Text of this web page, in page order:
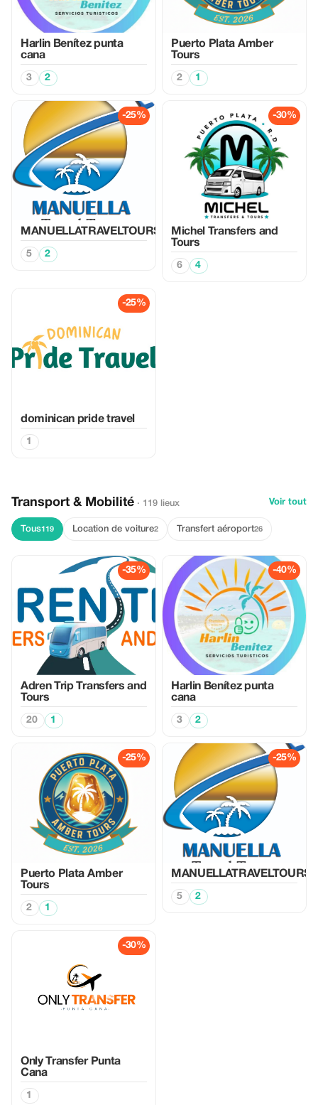
Harlin Benítez punta
cana
3 2
Puerto Plata Amber
Tours
2 1
-25%
MANUELLATRAVELTOURS
5 2
-30%
Michel Transfers and
Tours
6 4
-25%
dominican pride travel
1
Transport & Mobilité · 119 lieux Voir tout
Tous119 Location de voiture2 Transfert aéroport26
-35%
Adren Trip Transfers and
Tours
20 1
-40%
Harlin Benítez punta
cana
3 2
-25%
Puerto Plata Amber
Tours
2 1
-25%
MANUELLATRAVELTOURS
5 2
-30%
Only Transfer Punta
Cana
1